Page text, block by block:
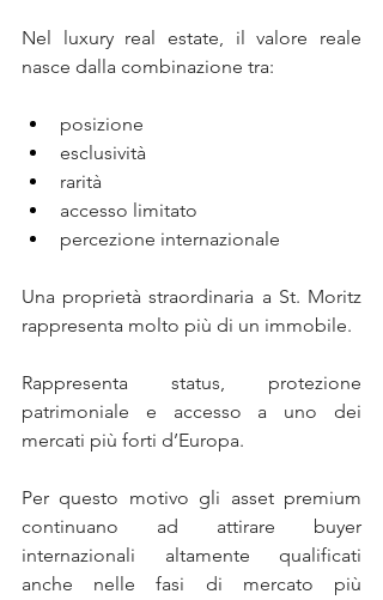
Nel luxury real estate, il valore reale
nasce dalla combinazione tra:
posizione
esclusività
rarità
accesso limitato
percezione internazionale
Una proprietà straordinaria a St. Moritz
rappresenta molto più di un immobile.
Rappresenta status, protezione
patrimoniale e accesso a uno dei
mercati più forti d’Europa.
Per questo motivo gli asset premium
continuano ad attirare buyer
internazionali altamente qualificati
anche nelle fasi di mercato più